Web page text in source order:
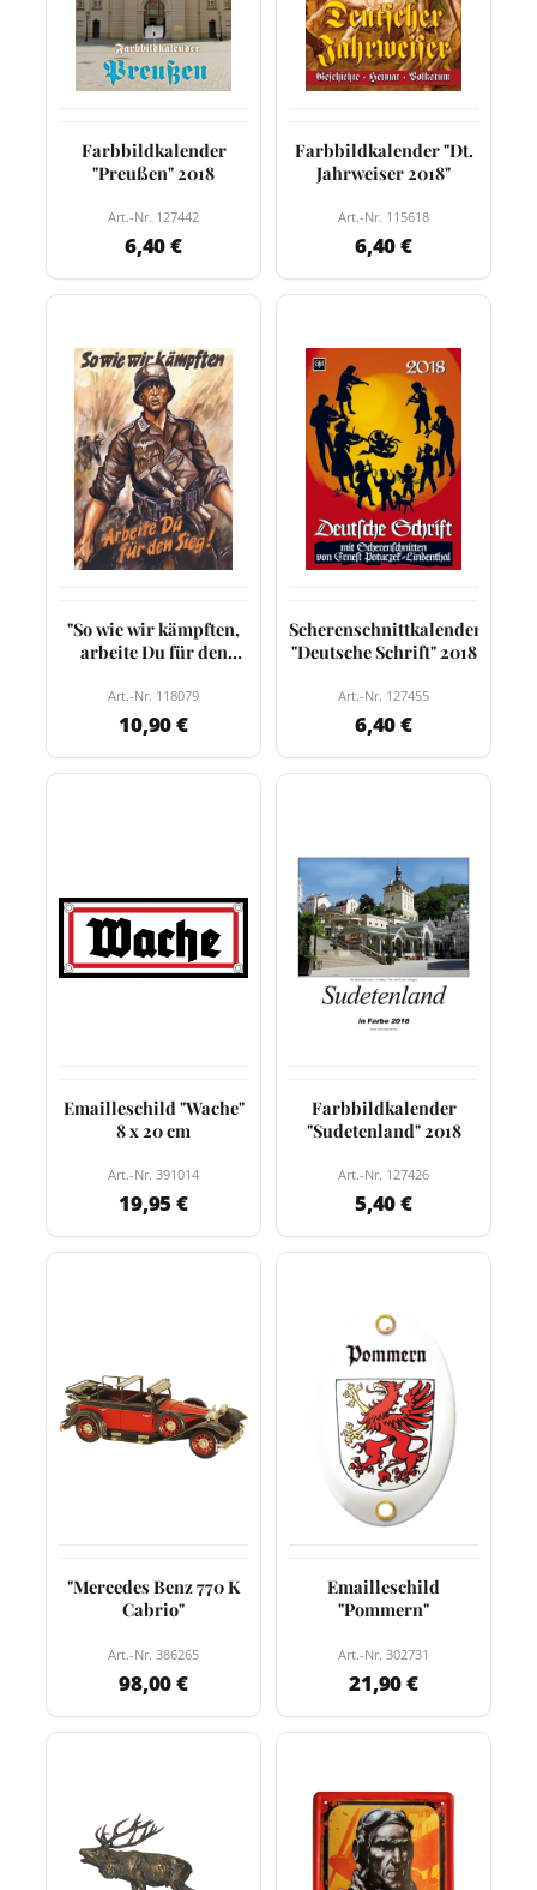
Farbbildkalender
"Preußen" 2018
Art.-Nr. 127442
6,40 €
Farbbildkalender "Dt.
Jahrweiser 2018"
Art.-Nr. 115618
6,40 €
"So wie wir kämpften,
arbeite Du für den
Art.-Nr. 118079
10,90 €
Scherenschnittkalender
"Deutsche Schrift" 2018
Art.-Nr. 127455
6,40 €
Emailleschild "Wache"
8 x 20 cm
Art.-Nr. 391014
19,95 €
Farbbildkalender
"Sudetenland" 2018
Art.-Nr. 127426
5,40 €
"Mercedes Benz 770 K
Cabrio"
Art.-Nr. 386265
98,00 €
Emailleschild
"Pommern"
Art.-Nr. 302731
21,90 €